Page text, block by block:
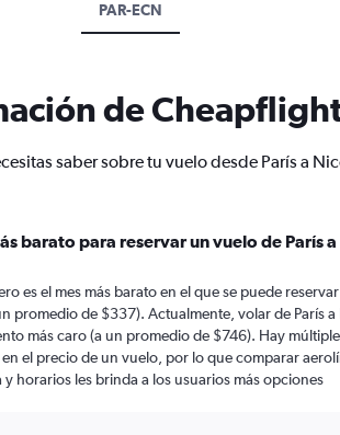
PAR-ECN
de
saber sobre tu vuelo desde París a
barato para reservar un vuelo de París a
es el mes más barato en el que se puede
promedio de $337). Actualmente, volar de París a
más caro (a un promedio de $746). Hay
el precio de un vuelo, por lo que comparar
horarios les brinda a los usuarios más opciones